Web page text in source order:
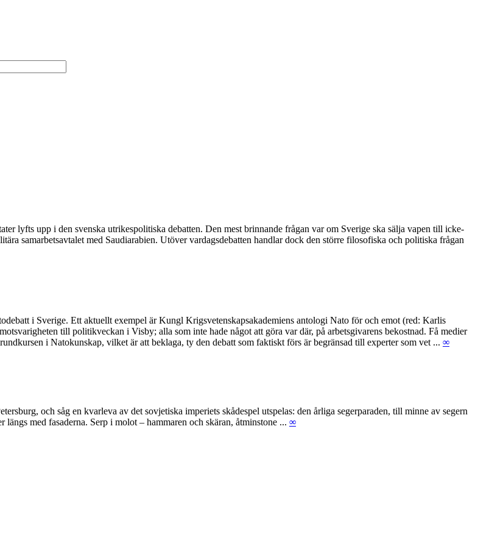
lyfts upp i den svenska utrikespolitiska debatten. Den mest brinnande frågan var om Sverige ska sälja vapen till icke-
samarbetsavtalet med Saudiarabien. Utöver vardagsdebatten handlar dock den större filosofiska och politiska frågan
i Sverige. Ett aktuellt exempel är Kungl Krigsvetenskapsakademiens antologi Nato för och emot (red: Karlis
till politikveckan i Visby; alla som inte hade något att göra var där, på arbetsgivarens bekostnad. Få medier
i Natokunskap, vilket är att beklaga, ty den debatt som faktiskt förs är begränsad till experter som vet ... ∞
och såg en kvarleva av det sovjetiska imperiets skådespel utspelas: den årliga segerparaden, till minne av segern
med fasaderna. Serp i molot – hammaren och skäran, åtminstone ... ∞